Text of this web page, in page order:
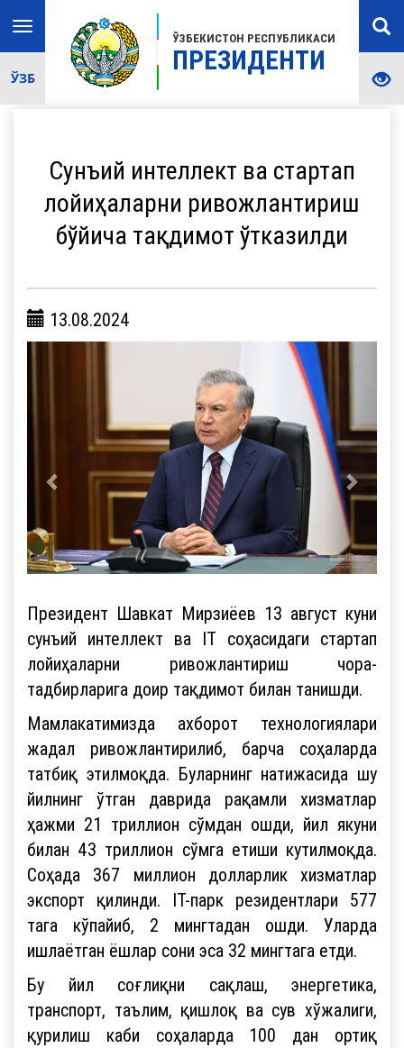
ЎЗБЕКИСТОН РЕСПУБЛИКАСИ
ПРЕЗИДЕНТИ
Toggle
navigation
ЎЗБ
Сунъий интеллект ва стартап
лойиҳаларни ривожлантириш
бўйича тақдимот ўтказилди
13.08.2024
Президент Шавкат Мирзиёев 13 август куни
сунъий интеллект ва IT соҳасидаги стартап
лойиҳаларни ривожлантириш чора-
тадбирларига доир тақдимот билан танишди.
Мамлакатимизда ахборот технологиялари
жадал ривожлантирилиб, барча соҳаларда
татбиқ этилмоқда. Буларнинг натижасида шу
йилнинг ўтган даврида рақамли хизматлар
ҳажми 21 триллион сўмдан ошди, йил якуни
билан 43 триллион сўмга етиши кутилмоқда.
Соҳада 367 миллион долларлик хизматлар
экспорт қилинди. IT-парк резидентлари 577
тага кўпайиб, 2 мингтадан ошди. Уларда
ишлаётган ёшлар сони эса 32 мингтага етди.
Бу йил соғлиқни сақлаш, энергетика,
транспорт, таълим, қишлоқ ва сув хўжалиги,
қурилиш каби соҳаларда 100 дан ортиқ